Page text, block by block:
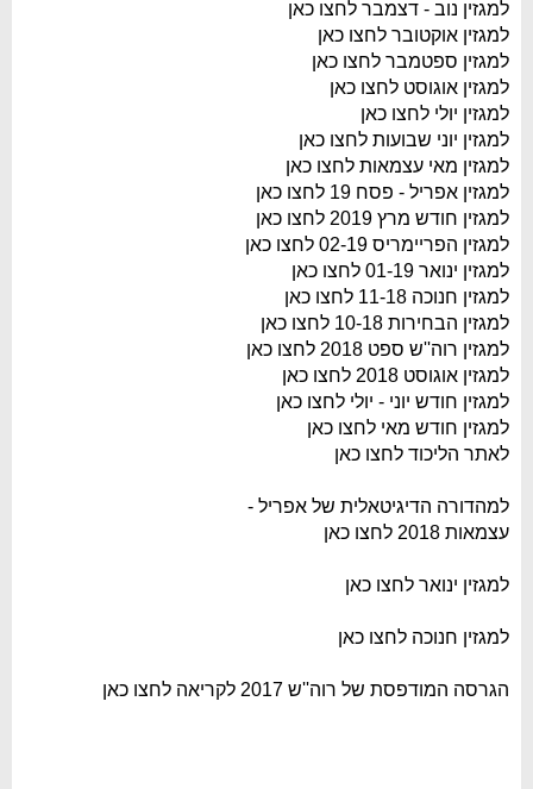
למגזין נוב - דצמבר לחצו כאן
למגזין אוקטובר לחצו כאן
למגזין ספטמבר לחצו כאן
למגזין אוגוסט לחצו כאן
למגזין יולי לחצו כאן
למגזין יוני שבועות לחצו כאן
למגזין מאי עצמאות לחצו כאן
למגזין אפריל - פסח 19 לחצו כאן
למגזין חודש מרץ 2019 לחצו כאן
למגזין הפריימריס 02-19 לחצו כאן
למגזין ינואר 01-19 לחצו כאן
למגזין חנוכה 11-18 לחצו כאן
למגזין הבחירות 10-18 לחצו כאן
למגזין רוה''ש ספט 2018 לחצו כאן
למגזין אוגוסט 2018 לחצו כאן
למגזין חודש יוני - יולי לחצו כאן
למגזין חודש מאי לחצו כאן
לאתר הליכוד לחצו כאן
למהדורה הדיגיטאלית של אפריל -
עצמאות 2018 לחצו כאן
למגזין ינואר לחצו כאן
למגזין חנוכה לחצו כאן
הגרסה המודפסת של רוה''ש 2017 לקריאה לחצו כאן